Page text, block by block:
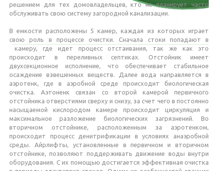
решением для тех домовладельцев, кто не планирует часто
обслуживать свою систему загородной канализации.
В емкости расположены 5 камер, каждая из которых играет
свою роль в процессе очистки. Сначала стоки попадают в
камеру, где идет процесс отстаивания, так же как это
происходит в переливных септиках. Отстойник имеет
двухсекционное исполнение, что обеспечивает стабильное
осаждение взвешенных веществ. Далее вода направляется в
аэротенк, где в аэробной среде происходит биологическая
очистка. Аэтоненк связан со второй камерой первичного
отстойника отверстиями сверху и снизу, за счет чего в постоянно
насыщаемой кислородом камере происходит циркуляция и
максимальное разложение биологических загрязнений. Во
вторичном отстойнике, расположенным за аэротенком,
происходит процесс денитрификации в условиях анаэробной
среды. Айрлифты, установленные в первичном и вторичном
отстойнике, позволяют поддерживать движение воды внутри
оборудования. С их помощью достигается эффективная очистка